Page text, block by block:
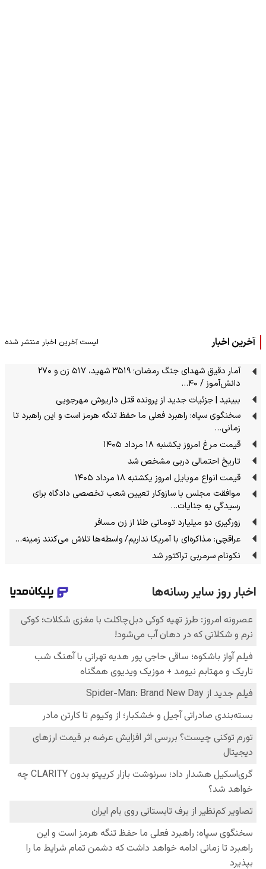
آخرین اخبار لیست آخرین اخبار منتشر شده
آمار دقیق شهدای جنگ رمضان؛ ۳۵۱۹ شهید، ۵۱۷ زن و ۲۷۰
دانش‌آموز / ۴۰…
ببینید | جزئیات جدید از پرونده قتل داریوش مهرجویی
سخنگوی سپاه: راهبرد فعلی ما حفظ تنگه هرمز است و این راهبرد تا
زمانی…
قیمت مرغ امروز یکشنبه ۱۸ مرداد ۱۴۰۵
تاریخ احتمالی دربی مشخص شد
قیمت انواع موبایل امروز یکشنبه ۱۸ مرداد ۱۴۰۵
موافقت مجلس با سازوکار تعیین شعب تخصصی دادگاه برای
رسیدگی به جنایات…
زورگیری دو میلیارد تومانی طلا از زن مسافر
عراقچی: مذاکره‌ای با آمریکا نداریم/ واسطه‌ها تلاش می‌کنند زمینه‌…
نکونام سرمربی تراکتور شد